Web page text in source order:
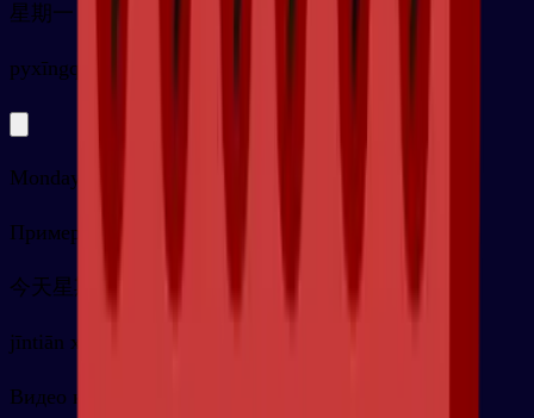
星期一
pyxīngqīyī
Monday
Примеры
今天星期一
jīntiān xīngqīyī
Видео карточки